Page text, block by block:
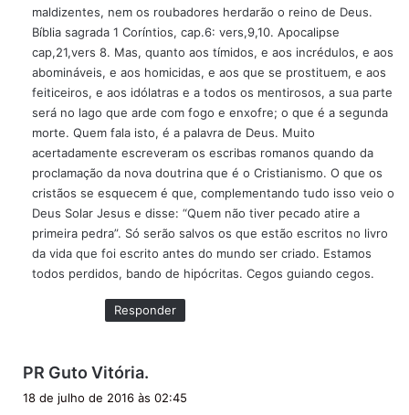
maldizentes, nem os roubadores herdarão o reino de Deus.
Bíblia sagrada 1 Coríntios, cap.6: vers,9,10. Apocalipse
cap,21,vers 8. Mas, quanto aos tímidos, e aos incrédulos, e aos
abomináveis, e aos homicidas, e aos que se prostituem, e aos
feiticeiros, e aos idólatras e a todos os mentirosos, a sua parte
será no lago que arde com fogo e enxofre; o que é a segunda
morte. Quem fala isto, é a palavra de Deus. Muito
acertadamente escreveram os escribas romanos quando da
proclamação da nova doutrina que é o Cristianismo. O que os
cristãos se esquecem é que, complementando tudo isso veio o
Deus Solar Jesus e disse: “Quem não tiver pecado atire a
primeira pedra”. Só serão salvos os que estão escritos no livro
da vida que foi escrito antes do mundo ser criado. Estamos
todos perdidos, bando de hipócritas. Cegos guiando cegos.
Responder
PR Guto Vitória.
18 de julho de 2016 às 02:45